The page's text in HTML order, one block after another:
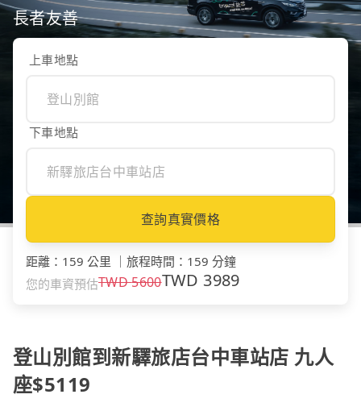
長者友善
上車地點
下車地點
查詢真實價格
距離 ： 159 公里 旅程時間 ： 159 分鐘
您的車資預估TWD5600TWD 3989
登山別館到新驛旅店台中車站店 九人
座$5119